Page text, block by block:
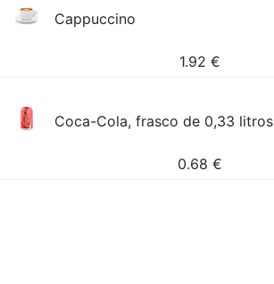
Cappuccino
1.92 €
Coca-Cola, frasco de 0,33 litros
0.68 €